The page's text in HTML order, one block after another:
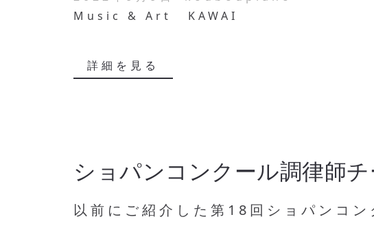
Music & Art
KAWAI
詳細を見る
ショパンコンクール調律師
以前にご紹介した第18回ショパンコ